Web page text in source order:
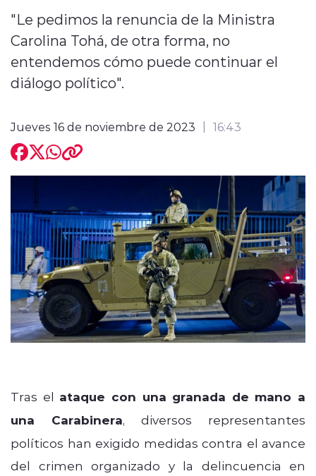
Entrevistas
modo claro
"Le pedimos la renuncia de la Ministra
Carolina Tohá, de otra forma, no
entendemos cómo puede continuar el
diálogo político".
Jueves 16 de noviembre de 2023 16:43
Tras el ataque con una granada de mano a
una Carabinera, diversos representantes
políticos han exigido medidas contra el avance
del crimen organizado y la delincuencia en